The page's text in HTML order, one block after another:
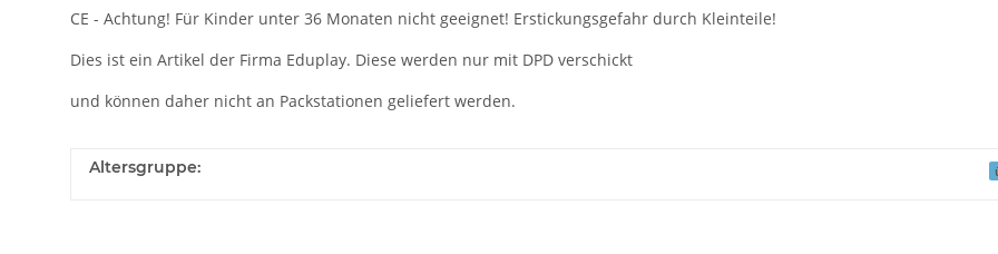
CE - Achtung! Für Kinder unter 36 Monaten nicht geeignet! Erstickungsgefahr durch Kleinteile!
Dies ist ein Artikel der Firma Eduplay. Diese werden nur mit DPD verschickt
und können daher nicht an Packstationen geliefert werden.
Altersgruppe: